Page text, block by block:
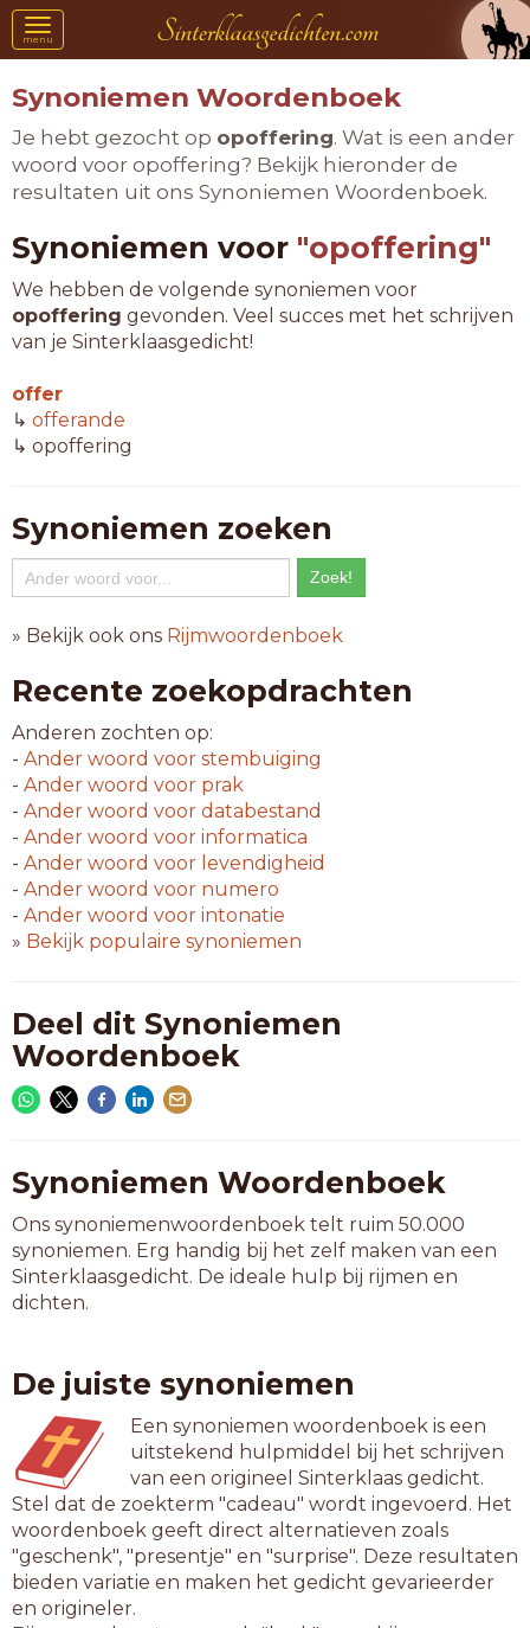
Toggle
navigation
menu
Synoniemen Woordenboek
Je hebt gezocht op opoffering. Wat is een ander
woord voor opoffering? Bekijk hieronder de
resultaten uit ons Synoniemen Woordenboek.
Synoniemen voor "opoffering"
We hebben de volgende synoniemen voor
opoffering gevonden. Veel succes met het schrijven
van je Sinterklaasgedicht!
offer
↳ offerande
↳ opoffering
Synoniemen zoeken
» Bekijk ook ons Rijmwoordenboek
Recente zoekopdrachten
Anderen zochten op:
- Ander woord voor stembuiging
- Ander woord voor prak
- Ander woord voor databestand
- Ander woord voor informatica
- Ander woord voor levendigheid
- Ander woord voor numero
- Ander woord voor intonatie
» Bekijk populaire synoniemen
Deel dit Synoniemen
Woordenboek
Synoniemen Woordenboek
Ons synoniemenwoordenboek telt ruim 50.000
synoniemen. Erg handig bij het zelf maken van een
Sinterklaasgedicht. De ideale hulp bij rijmen en
dichten.
De juiste synoniemen
Een synoniemen woordenboek is een
uitstekend hulpmiddel bij het schrijven
van een origineel Sinterklaas gedicht.
Stel dat de zoekterm "cadeau" wordt ingevoerd. Het
woordenboek geeft direct alternatieven zoals
"geschenk", "presentje" en "surprise". Deze resultaten
bieden variatie en maken het gedicht gevarieerder
en origineler.